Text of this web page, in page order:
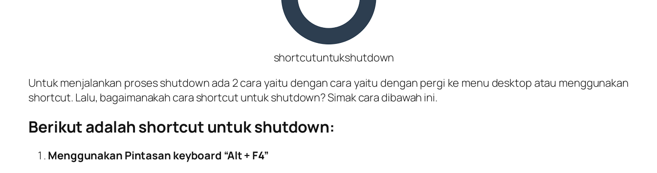
shortcutuntukshutdown
Untuk menjalankan proses shutdown ada 2 cara yaitu dengan cara yaitu dengan pergi ke menu desktop atau menggunakan
shortcut. Lalu, bagaimanakah cara shortcut untuk shutdown? Simak cara dibawah ini.
Berikut adalah shortcut untuk shutdown:
Menggunakan Pintasan keyboard “Alt + F4”